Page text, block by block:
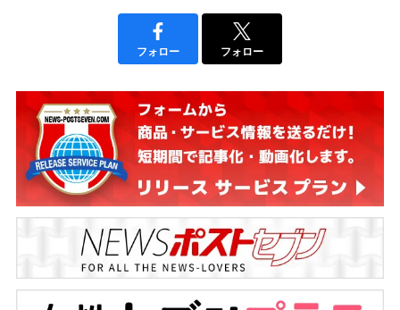
フォロー フォロー